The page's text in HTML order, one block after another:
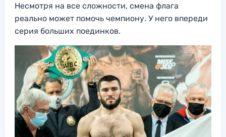
Несмотря на все сложности, смена флага
реально может помочь чемпиону. У него впереди
серия больших поединков.